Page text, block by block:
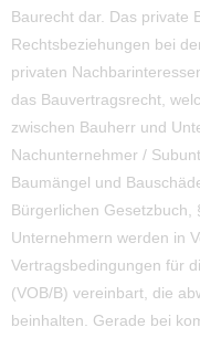
Baurecht dar. Das private
Rechtsbeziehungen bei
privaten
das Bauvertragsrecht,
zwischen Bauherr und
Nachunternehmer /
Baumängel und
Bürgerlichen Gesetzbuch,
Unternehmern werden in
Vertragsbedingungen für
(VOB/B) vereinbart, die
beinhalten. Gerade bei